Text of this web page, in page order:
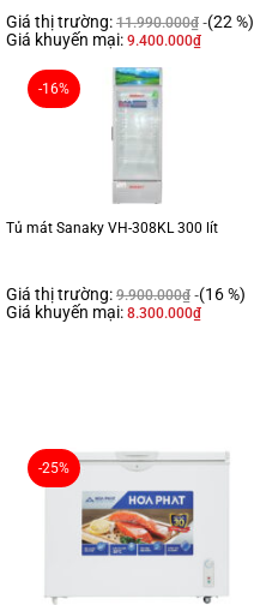
Giá thị trường: 11.990.000₫ (22 %)
Giá khuyến mại: 9.400.000₫
-16%
Tủ mát Sanaky VH-308KL 300 lít
Giá thị trường: 9.900.000₫ (16 %)
Giá khuyến mại: 8.300.000₫
-25%